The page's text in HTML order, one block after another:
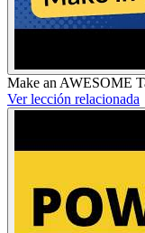
Make an AWESOME
Ver lección relacionada